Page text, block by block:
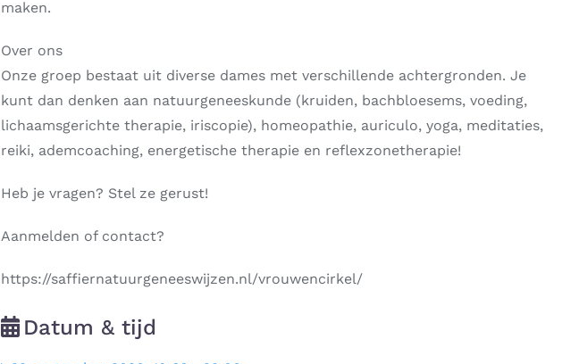
maken.
Over ons
Onze groep bestaat uit diverse dames met verschillende achtergronden. Je
kunt dan denken aan natuurgeneeskunde (kruiden, bachbloesems, voeding,
lichaamsgerichte therapie, iriscopie), homeopathie, auriculo, yoga, meditaties,
reiki, ademcoaching, energetische therapie en reflexzonetherapie!
Heb je vragen? Stel ze gerust!
Aanmelden of contact?
https://saffiernatuurgeneeswijzen.nl/vrouwencirkel/
Datum & tijd